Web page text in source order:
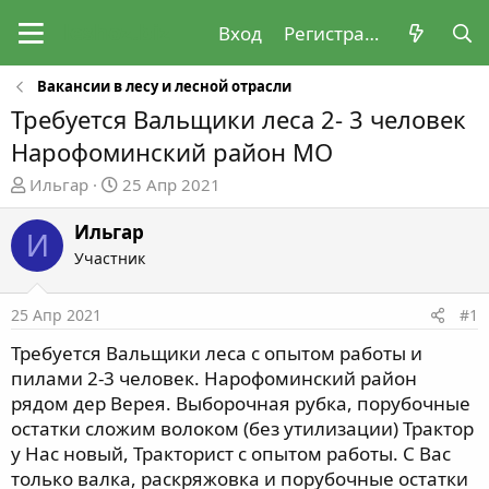
Вход Регистрация
Вакансии в лесу и лесной отрасли
Требуется Вальщики леса 2- 3 человек
Нарофоминский район МО
А
в
т
о
р
е
ы
Ильгар
Д
а
т
а
а
л
а
25 Апр 2021
И Ильгар
Участник
25 Апр 2021 #1
Требуется Вальщики леса с опытом работы и
пилами 2-3 человек. Нарофоминский район
рядом дер Верея. Выборочная рубка, порубочные
остатки сложим волоком (без утилизации) Трактор
у Нас новый, Тракторист с опытом работы. С Вас
только валка, раскряжовка и порубочные остатки